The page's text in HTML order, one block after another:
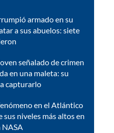
armado en su
a sus abuelos: siete
señalado de crimen
en una maleta: su
capturarlo
en el Atlántico
sus niveles más altos en
NASA